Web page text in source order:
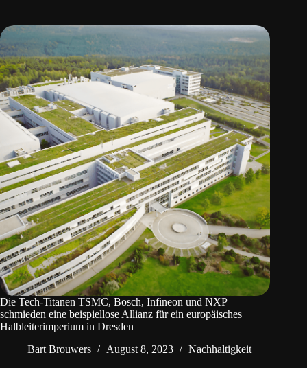
Die Tech-Titanen TSMC, Bosch, Infineon und NXP
schmieden eine beispiellose Allianz für ein europäisches
Halbleiterimperium in Dresden
Bart Brouwers
August 8, 2023 Nachhaltigkeit